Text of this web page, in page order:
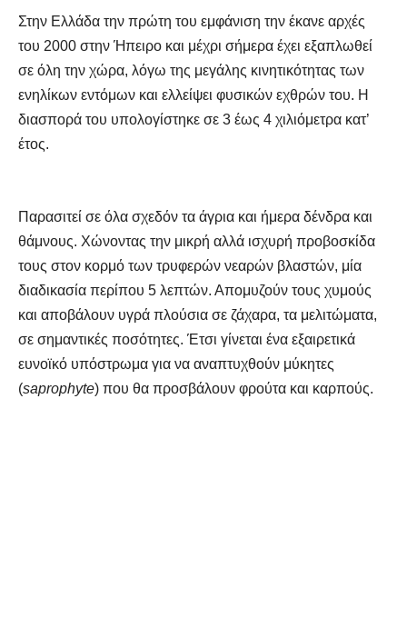
Στην Ελλάδα την πρώτη του εμφάνιση την έκανε αρχές
του 2000 στην Ήπειρο και μέχρι σήμερα έχει εξαπλωθεί
σε όλη την χώρα, λόγω της μεγάλης κινητικότητας των
ενηλίκων εντόμων και ελλείψει φυσικών εχθρών του. Η
διασπορά του υπολογίστηκε σε 3 έως 4 χιλιόμετρα κατ’
έτος.
Παρασιτεί σε όλα σχεδόν τα άγρια και ήμερα δένδρα και
θάμνους. Χώνοντας την μικρή αλλά ισχυρή προβοσκίδα
τους στον κορμό των τρυφερών νεαρών βλαστών, μία
διαδικασία περίπου 5 λεπτών. Απομυζούν τους χυμούς
και αποβάλουν υγρά πλούσια σε ζάχαρα, τα μελιτώματα,
σε σημαντικές ποσότητες. Έτσι γίνεται ένα εξαιρετικά
ευνοϊκό υπόστρωμα για να αναπτυχθούν μύκητες
(saprophyte) που θα προσβάλουν φρούτα και καρπούς.